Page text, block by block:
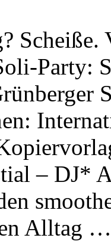
Scheiße.
Party:
– DJ*
Alltag …